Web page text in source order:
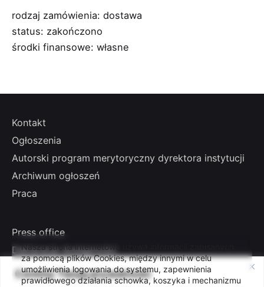
Cenimy Twoją prywatność
Nasza strona internetowa używa informacji zapisanych
za pomocą plików Cookies, między innymi w celu
umożliwienia logowania do systemu, zapewnienia
prawidłowego działania schowka, koszyka i mechanizmu
rodzaj zamówienia: dostawa
status: zakończono
środki finansowe: własne
Kontakt
Ogłoszenia
Autorski program merytoryczny dyrektora instytucji
Archiwum ogłoszeń
Praca
Press office
Deklaracja dostępności
Klauzula Informacyjna RODO